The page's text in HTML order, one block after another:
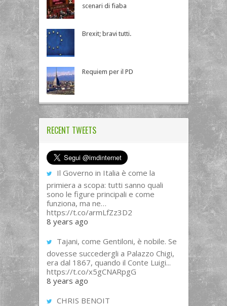
scenari di fiaba
Brexit; bravi tutti.
Requiem per il PD
RECENT TWEETS
Il Governo in Italia è come la
primiera a scopa: tutti sanno quali
sono le figure principali e come
funziona, ma ne…
https://t.co/armLfZz3D2
8 years ago
Tajani, come Gentiloni, è nobile. Se
dovesse succedergli a Palazzo Chigi,
era dal 1867, quando il Conte Luigi...
https://t.co/x5gCNARpgG
8 years ago
CHRIS BENOIT